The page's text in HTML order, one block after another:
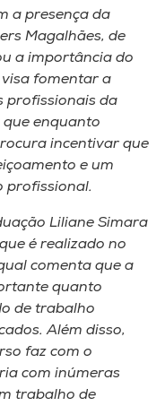
a presença da
Magalhães, de
a importância do
fomentar a
profissionais da
enquanto
incentivar que
e um
profissional.
Liliane Simara
é realizado no
comenta que a
quanto
de trabalho
Além disso,
faz com o
com inúmeras
trabalho de